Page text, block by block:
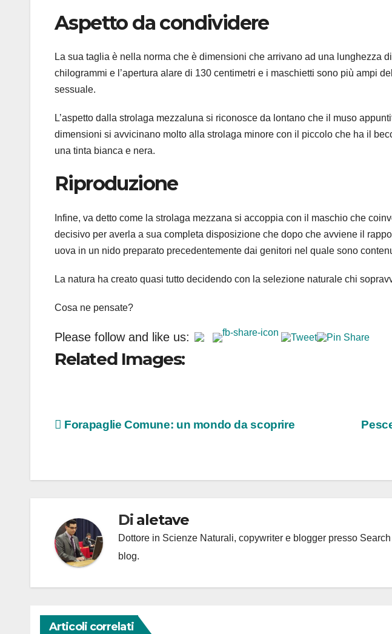
Aspetto da condividere
La sua taglia è nella norma che è dimensioni che arrivano ad una lunghezza
chilogrammi e l’apertura alare di 130 centimetri e i maschietti sono più ampi
sessuale.
L’aspetto dalla strolaga mezzaluna si riconosce da lontano che il muso
dimensioni si avvicinano molto alla strolaga minore con il piccolo che ha il
una tinta bianca e nera.
Riproduzione
Infine, va detto come la strolaga mezzana si accoppia con il maschio che
decisivo per averla a sua completa disposizione che dopo che avviene il
uova in un nido preparato precedentemente dai genitori nel quale sono
La natura ha creato quasi tutto decidendo con la selezione naturale chi
Cosa ne pensate?
Please follow and like us:
Related Images:
Navigazione
Forapaglie Comune: un mondo da scoprire
Di aletave
Dottore in Scienze Naturali, copywriter e blogger presso
blog.
Articoli correlati